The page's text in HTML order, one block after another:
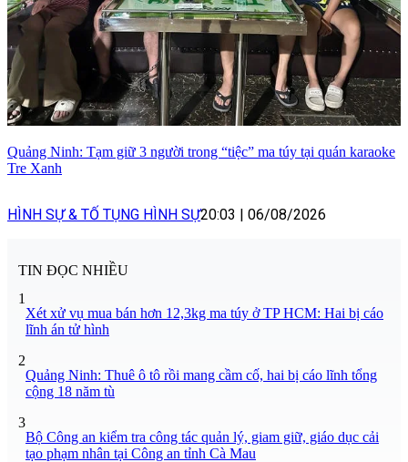
Quảng Ninh: Tạm giữ 3 người trong “tiệc” ma túy tại quán karaoke
Tre Xanh
HÌNH SỰ & TỐ TỤNG HÌNH SỰ20:03 06/08/2026
TIN ĐỌC NHIỀU
1
Xét xử vụ mua bán hơn 12,3kg ma túy ở TP HCM: Hai bị cáo
lĩnh án tử hình
2
Quảng Ninh: Thuê ô tô rồi mang cầm cố, hai bị cáo lĩnh tổng
cộng 18 năm tù
3
Bộ Công an kiểm tra công tác quản lý, giam giữ, giáo dục cải
tạo phạm nhân tại Công an tỉnh Cà Mau